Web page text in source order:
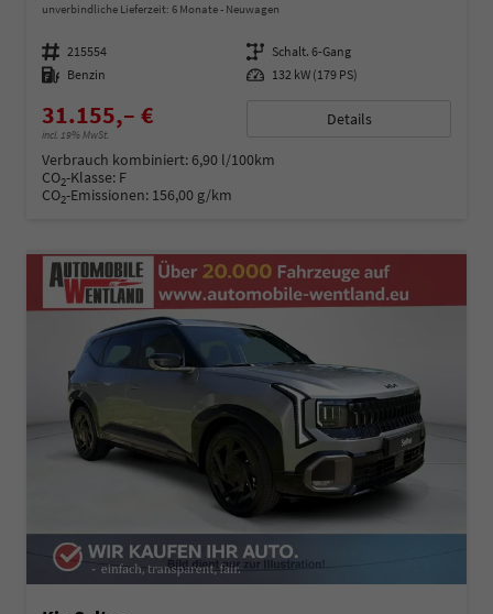
unverbindliche Lieferzeit: 6 Monate Neuwagen
Fahrzeugnummer 215554 Getriebe Schalt. 6-Gang
Kraftstoff Benzin Leistung 132 kW (179 PS)
31.155,– €
incl. 19% MwSt.
Details
Verbrauch kombiniert:6,90 l/100km
CO2-Klasse: F
CO2-Emissionen: 156,00 g/km